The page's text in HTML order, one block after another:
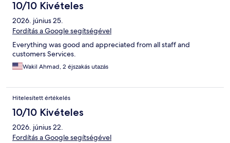
10/10 Kivételes
2026. június 25.
Fordítás a Google segítségével
Everything was good and appreciated from all staff and
customers Services.
Wakil Ahmad, 2 éjszakás utazás
Hitelesített értékelés
10/10 Kivételes
2026. június 22.
Fordítás a Google segítségével